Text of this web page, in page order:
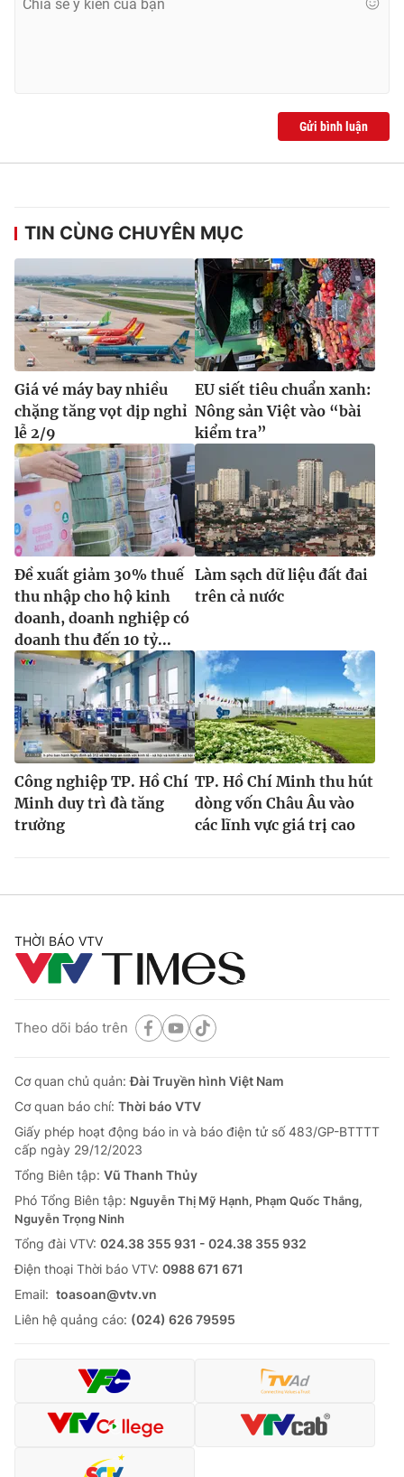
Giấy phép hoạt động báo in và báo điện tử số 483/GP-BTTTT
Nguyễn Trọng Ninh
024.38 355 931 - 024.38 355 932
Ðiện thoại Thời báo VTV:
024.66 897 897
Email:toasoan@vtv.vn
Liên hệ quảng cáo:024-7300.7108
® Cấm sao chép dưới mọi hình thức nếu không có sự chấp
thuận bằng văn bản. Ghi rõ nguồn VTV.vn khi phát hành lại
thông tin từ website này.
Gửi bình luận
TIN CÙNG CHUYÊN MỤC
Giá vé máy bay nhiều
chặng tăng vọt dịp nghỉ
lễ 2/9
EU siết tiêu chuẩn xanh:
Nông sản Việt vào “bài
kiểm tra”
Đề xuất giảm 30% thuế
thu nhập cho hộ kinh
doanh, doanh nghiệp có
doanh thu đến 10 tỷ...
Làm sạch dữ liệu đất đai
trên cả nước
Công nghiệp TP. Hồ Chí
Minh duy trì đà tăng
trưởng
TP. Hồ Chí Minh thu hút
dòng vốn Châu Âu vào
các lĩnh vực giá trị cao
THỜI BÁO VTV
Theo dõi báo trên
Cơ quan chủ quản:Đài Truyền hình Việt Nam
Cơ quan báo chí: Thời báo VTV
Giấy phép hoạt động báo in và báo điện tử số 483/GP-BTTTT
cấp ngày 29/12/2023
Tổng Biên tập: Vũ Thanh Thủy
Phó Tổng Biên tập: Nguyễn Thị Mỹ Hạnh, Phạm Quốc Thắng,
Nguyễn Trọng Ninh
Tổng đài VTV: 024.38 355 931 - 024.38 355 932
Ðiện thoại Thời báo VTV: 0988 671 671
Email: toasoan@vtv.vn
Liên hệ quảng cáo: (024) 626 79595